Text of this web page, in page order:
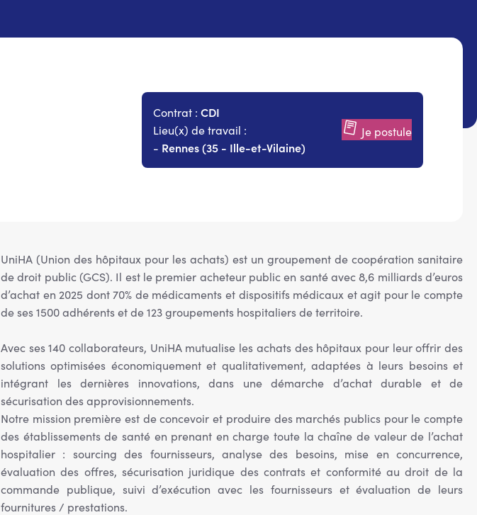
Contrat : CDI
Lieu(x) de travail :
- Rennes (35 - Ille-et-Vilaine)
Je postule
UniHA (Union des hôpitaux pour les achats) est un groupement de coopération sanitaire
de droit public (GCS). Il est le premier acheteur public en santé avec 8,6 milliards d’euros
d’achat en 2025 dont 70% de médicaments et dispositifs médicaux et agit pour le compte
de ses 1500 adhérents et de 123 groupements hospitaliers de territoire.
Avec ses 140 collaborateurs, UniHA mutualise les achats des hôpitaux pour leur offrir des
solutions optimisées économiquement et qualitativement, adaptées à leurs besoins et
intégrant les dernières innovations, dans une démarche d’achat durable et de
sécurisation des approvisionnements.
Notre mission première est de concevoir et produire des marchés publics pour le compte
des établissements de santé en prenant en charge toute la chaîne de valeur de l’achat
hospitalier : sourcing des fournisseurs, analyse des besoins, mise en concurrence,
évaluation des offres, sécurisation juridique des contrats et conformité au droit de la
commande publique, suivi d’exécution avec les fournisseurs et évaluation de leurs
fournitures / prestations.